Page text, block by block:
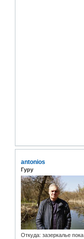
antonios
Гуру
Откуда: зазеркалье пока